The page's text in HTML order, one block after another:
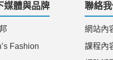
媒體與品牌
Fashion
聯絡我
網站內
課程內